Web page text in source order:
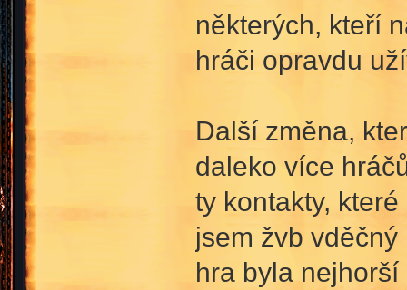
některých, kteří
hráči opravdu
Další změna,
daleko více
ty kontakty,
jsem žvb
hra byla